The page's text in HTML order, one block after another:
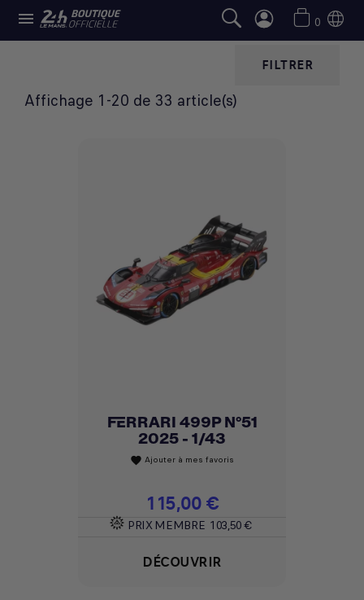
 0
FILTRER
Affichage 1-20 de 33 article(s)
FERRARI 499P N°51
2025 - 1/43
favorite Ajouter à mes favoris
Prix
115,00 €
PRIX MEMBRE 103,50 €
DÉCOUVRIR